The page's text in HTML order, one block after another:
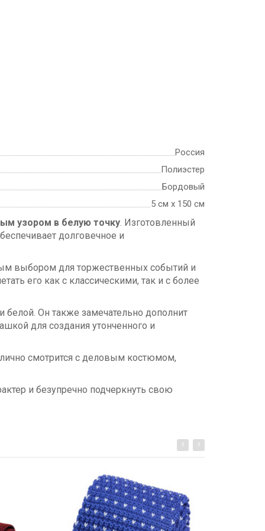
Россия
Полиэстер
Бордовый
5 см х 150 см
узором в белую точку. Изготовленный
долговечное и
выбором для торжественных событий и
его как с классическими, так и с более
Он также замечательно дополнит
для создания утонченного и
смотрится с деловым костюмом,
и безупречно подчеркнуть свою